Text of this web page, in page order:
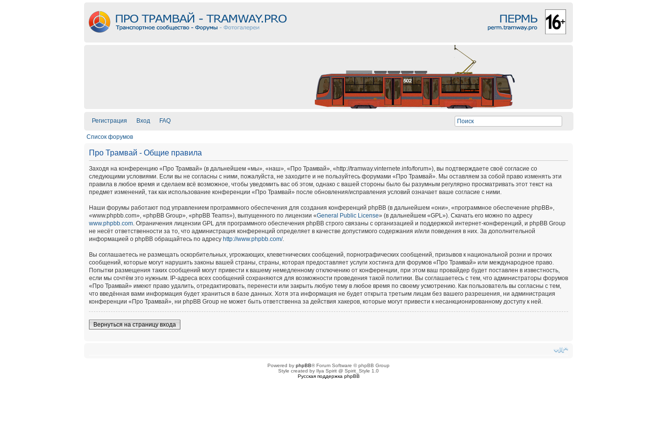
Регистрация Вход FAQ
Список форумов
Про Трамвай - Общие правила
Заходя на конференцию «Про Трамвай» (в дальнейшем «мы», «наш», «Про Трамвай», «http://tramway.vinternete.info/forum»), вы подтверждаете своё согласие со
следующими условиями. Если вы не согласны с ними, пожалуйста, не заходите и не пользуйтесь форумами «Про Трамвай». Мы оставляем за собой право изменять эти
правила в любое время и сделаем всё возможное, чтобы уведомить вас об этом, однако с вашей стороны было бы разумным регулярно просматривать этот текст на
предмет изменений, так как использование конференции «Про Трамвай» после обновления/исправления условий означает ваше согласие с ними.
Наши форумы работают под управлением программного обеспечения для создания конференций phpBB (в дальнейшем «они», «программное обеспечение phpBB»,
«www.phpbb.com», «phpBB Group», «phpBB Teams»), выпущенного по лицензии «General Public License» (в дальнейшем «GPL»). Скачать его можно по адресу
www.phpbb.com. Ограничения лицензии GPL для программного обеспечения phpBB строго связаны с организацией и поддержкой интернет-конференций, и phpBB Group
не несёт ответственности за то, что администрация конференций определяет в качестве допустимого содержания и/или поведения в них. За дополнительной
информацией о phpBB обращайтесь по адресу http://www.phpbb.com/.
Вы соглашаетесь не размещать оскорбительных, угрожающих, клеветнических сообщений, порнографических сообщений, призывов к национальной розни и прочих
сообщений, которые могут нарушить законы вашей страны, страны, которая предоставляет услуги хостинга для форумов «Про Трамвай» или международное право.
Попытки размещения таких сообщений могут привести к вашему немедленному отключению от конференции, при этом ваш провайдер будет поставлен в известность,
если мы сочтём это нужным. IP-адреса всех сообщений сохраняются для возможности проведения такой политики. Вы соглашаетесь с тем, что администраторы форумов
«Про Трамвай» имеют право удалить, отредактировать, перенести или закрыть любую тему в любое время по своему усмотрению. Как пользователь вы согласны с тем,
что введённая вами информация будет храниться в базе данных. Хотя эта информация не будет открыта третьим лицам без вашего разрешения, ни администрация
конференции «Про Трамвай», ни phpBB Group не может быть ответственна за действия хакеров, которые могут привести к несанкционированному доступу к ней.
Вернуться на страницу входа
Powered by phpBB® Forum Software © phpBB Group
Style created by Ilya Spirit @ Spirit_Style 1.0
Русская поддержка phpBB